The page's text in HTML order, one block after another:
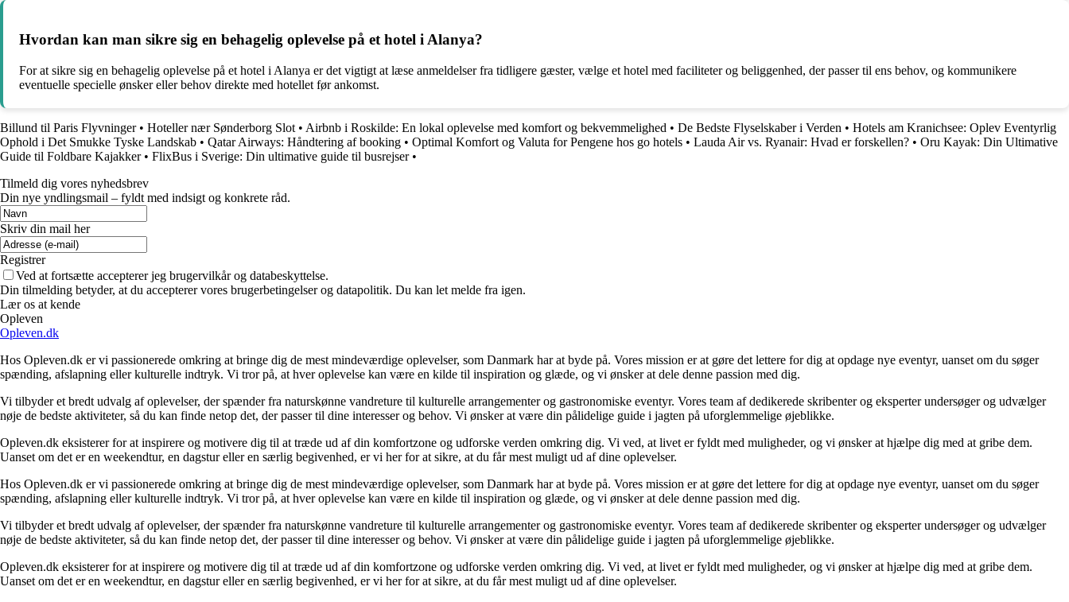
Hvordan kan man sikre sig en behagelig oplevelse på et hotel i Alanya?
For at sikre sig en behagelig oplevelse på et hotel i Alanya er det vigtigt at læse anmeldelser fra tidligere gæster, vælge et hotel med faciliteter og beliggenhed, der passer til ens behov, og kommunikere
eventuelle specielle ønsker eller behov direkte med hotellet før ankomst.
Billund til Paris Flyvninger• Hoteller nær Sønderborg Slot • Airbnb i Roskilde: En lokal oplevelse med komfort og bekvemmelighed • De Bedste Flyselskaber i Verden • Hotels am Kranichsee: Oplev Eventyrlig
Ophold i Det Smukke Tyske Landskab • Qatar Airways: Håndtering af booking • Optimal Komfort og Valuta for Pengene hos go hotels • Lauda Air vs. Ryanair: Hvad er forskellen? • Oru Kayak: Din Ultimative
Guide til Foldbare Kajakker• FlixBus i Sverige: Din ultimative guide til busrejser•
Tilmeld dig vores nyhedsbrev
Din nye yndlingsmail – fyldt med indsigt og konkrete råd.
Skriv din mail her
Registrer
Ved at fortsætte accepterer jeg brugervilkår og databeskyttelse.
Din tilmelding betyder, at du accepterer vores brugerbetingelser og datapolitik. Du kan let melde fra igen.
Lær os at kende
Opleven
Opleven.dk
Hos Opleven.dk er vi passionerede omkring at bringe dig de mest mindeværdige oplevelser, som Danmark har at byde på. Vores mission er at gøre det lettere for dig at opdage nye eventyr, uanset om du søger
spænding, afslapning eller kulturelle indtryk. Vi tror på, at hver oplevelse kan være en kilde til inspiration og glæde, og vi ønsker at dele denne passion med dig.
Vi tilbyder et bredt udvalg af oplevelser, der spænder fra naturskønne vandreture til kulturelle arrangementer og gastronomiske eventyr. Vores team af dedikerede skribenter og eksperter undersøger og udvælger
nøje de bedste aktiviteter, så du kan finde netop det, der passer til dine interesser og behov. Vi ønsker at være din pålidelige guide i jagten på uforglemmelige øjeblikke.
Opleven.dk eksisterer for at inspirere og motivere dig til at træde ud af din komfortzone og udforske verden omkring dig. Vi ved, at livet er fyldt med muligheder, og vi ønsker at hjælpe dig med at gribe dem.
Uanset om det er en weekendtur, en dagstur eller en særlig begivenhed, er vi her for at sikre, at du får mest muligt ud af dine oplevelser.
Hos Opleven.dk er vi passionerede omkring at bringe dig de mest mindeværdige oplevelser, som Danmark har at byde på. Vores mission er at gøre det lettere for dig at opdage nye eventyr, uanset om du søger
spænding, afslapning eller kulturelle indtryk. Vi tror på, at hver oplevelse kan være en kilde til inspiration og glæde, og vi ønsker at dele denne passion med dig.
Vi tilbyder et bredt udvalg af oplevelser, der spænder fra naturskønne vandreture til kulturelle arrangementer og gastronomiske eventyr. Vores team af dedikerede skribenter og eksperter undersøger og udvælger
nøje de bedste aktiviteter, så du kan finde netop det, der passer til dine interesser og behov. Vi ønsker at være din pålidelige guide i jagten på uforglemmelige øjeblikke.
Opleven.dk eksisterer for at inspirere og motivere dig til at træde ud af din komfortzone og udforske verden omkring dig. Vi ved, at livet er fyldt med muligheder, og vi ønsker at hjælpe dig med at gribe dem.
Uanset om det er en weekendtur, en dagstur eller en særlig begivenhed, er vi her for at sikre, at du får mest muligt ud af dine oplevelser.